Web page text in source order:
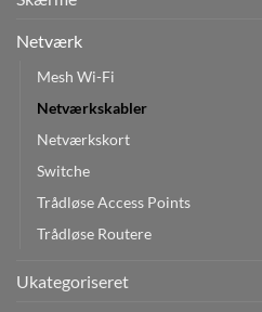
Netværk
Mesh Wi-Fi
Netværkskabler
Netværkskort
Switche
Trådløse Access Points
Trådløse Routere
Ukategoriseret